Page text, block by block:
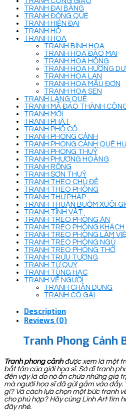
TRANH ĐẠI BÀNG
TRANH ĐỒNG QUÊ
TRANH HIỆN ĐẠI
TRANH HỔ
TRANH HOA
TRANH BÌNH HOA
TRANH HOA ĐÀO MAI
TRANH HOA HỒNG
TRANH HOA HƯỚNG
TRANH HOA LAN
TRANH HOA MẪU ĐƠN
TRANH HOA SEN
TRANH LÀNG QUÊ
TRANH MÃ ĐÁO THÀNH
TRANH MỚI
TRANH PHẬT
TRANH PHỐ CỔ
TRANH PHONG CẢNH
TRANH PHONG CẢNH QUÊ
TRANH PHONG THUỶ
TRANH PHƯỢNG HOÀNG
TRANH RỒNG
TRANH SƠN THUỶ
TRANH THEO CHỦ ĐỀ
TRANH THEO PHÒNG
TRANH THƯ PHÁP
TRANH THUẬN BUỒM XUÔI
TRANH TĨNH VẬT
TRANH TREO PHÒNG ĂN
TRANH TREO PHÒNG KHÁCH
TRANH TREO PHÒNG LÀM
TRANH TREO PHÒNG NGỦ
TRANH TREO PHÒNG THỜ
TRANH TRỪU TƯỢNG
TRANH TỨ QUÝ
TRANH TÙNG HẠC
TRANH VẼ NGƯỜI
TRANH CHÂN DUNG
TRANH CÔ GÁI
Description
Reviews (0)
Tranh Phong Cảnh
Tranh phong cảnhđược xem là một
bất tận của giới họa sĩ. Sở dĩ tranh
đến vậy là do nó ẩn chứa những giá
mà người họa sĩ đã gửi gắm vào
gì? Và cách lựa chọn một bức tranh
cho phù hợp? Hãy cùng Linh Art tìm
đây nhé.